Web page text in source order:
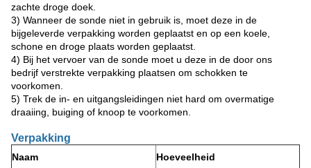
zachte droge doek.
3) Wanneer de sonde niet in gebruik is, moet deze in de
bijgeleverde verpakking worden geplaatst en op een koele,
schone en droge plaats worden geplaatst.
4) Bij het vervoer van de sonde moet u deze in de door ons
bedrijf verstrekte verpakking plaatsen om schokken te
voorkomen.
5) Trek de in- en uitgangsleidingen niet hard om overmatige
draaiing, buiging of knoop te voorkomen.
Verpakking
Naam Hoeveelheid